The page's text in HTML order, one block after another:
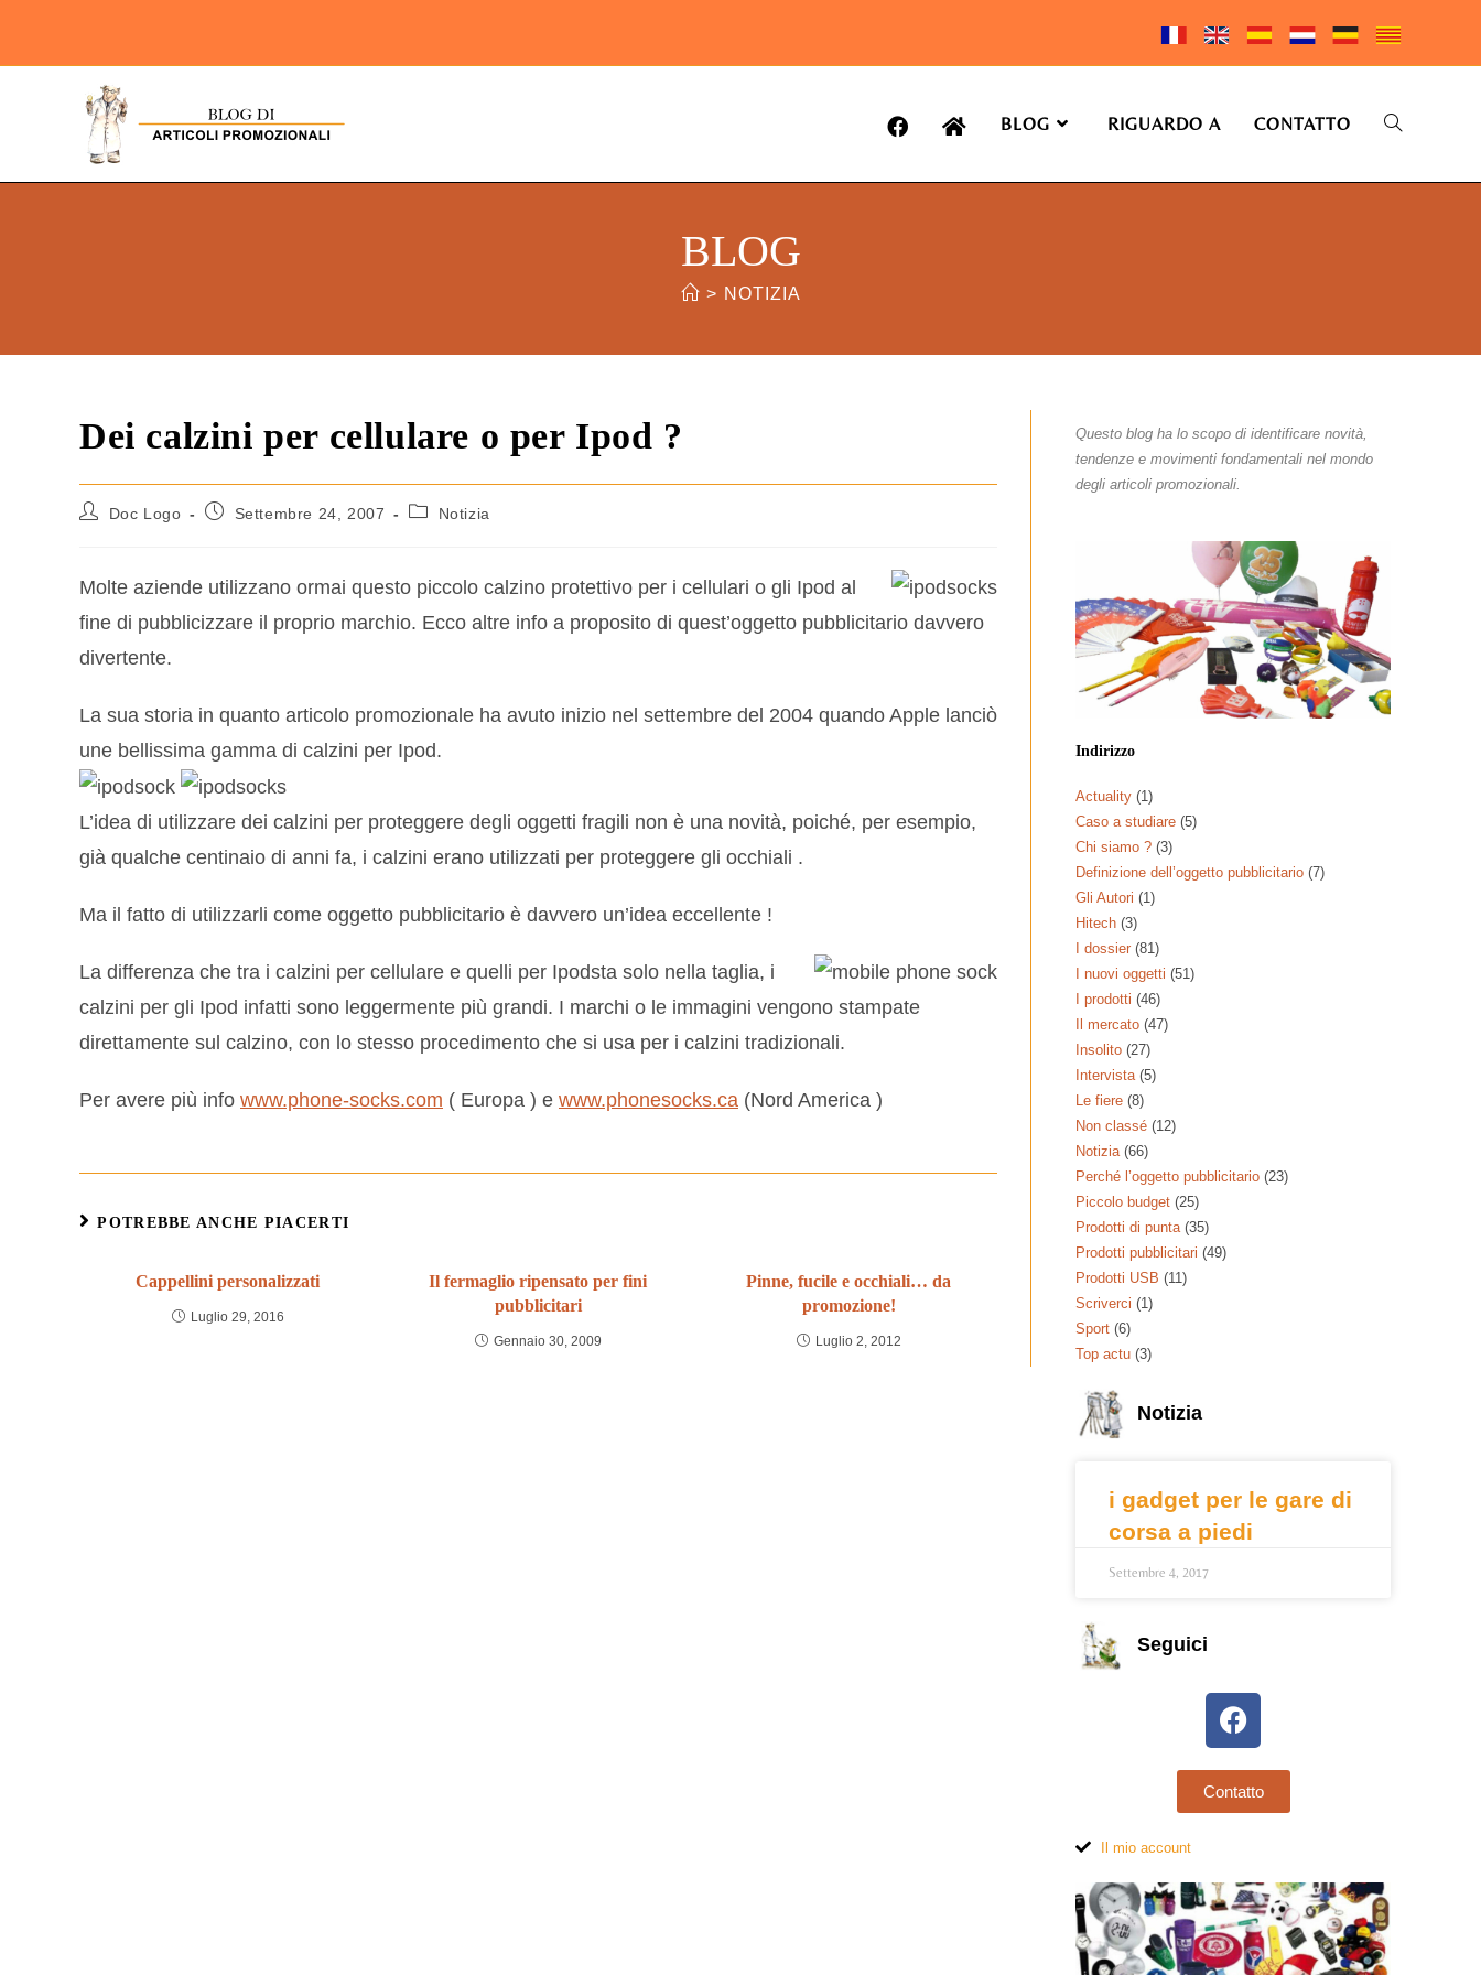
BLOG RIGUARDO A CONTATTO
BLOG
> NOTIZIA
Dei calzini per cellulare o per Ipod ?
Doc Logo Settembre 24, 2007 Notizia
Molte aziende utilizzano ormai questo piccolo calzino protettivo per i cellulari o gli Ipod al
fine di pubblicizzare il proprio marchio. Ecco altre info a proposito di quest’oggetto pubblicitario davvero
divertente.
La sua storia in quanto articolo promozionale ha avuto inizio nel settembre del 2004 quando Apple lanciò
une bellissima gamma di calzini per Ipod.
L’idea di utilizzare dei calzini per proteggere degli oggetti fragili non è una novità, poiché, per esempio,
già qualche centinaio di anni fa, i calzini erano utilizzati per proteggere gli occhiali .
Ma il fatto di utilizzarli come oggetto pubblicitario è davvero un’idea eccellente !
La differenza che tra i calzini per cellulare e quelli per Ipodsta solo nella taglia, i
calzini per gli Ipod infatti sono leggermente più grandi. I marchi o le immagini vengono stampate
direttamente sul calzino, con lo stesso procedimento che si usa per i calzini tradizionali.
Per avere più info www.phone-socks.com ( Europa ) e www.phonesocks.ca (Nord America )
POTREBBE ANCHE PIACERTI
Cappellini personalizzati
Luglio 29, 2016
Il fermaglio ripensato per fini
pubblicitari
Gennaio 30, 2009
Pinne, fucile e occhiali… da
promozione!
Luglio 2, 2012
Questo blog ha lo scopo di identificare novità,
tendenze e movimenti fondamentali nel mondo
degli articoli promozionali.
Indirizzo
Actuality (1)
Caso a studiare (5)
Chi siamo ? (3)
Definizione dell’oggetto pubblicitario (7)
Gli Autori (1)
Hitech (3)
I dossier (81)
I nuovi oggetti (51)
I prodotti (46)
Il mercato (47)
Insolito (27)
Intervista (5)
Le fiere (8)
Non classé (12)
Notizia (66)
Perché l’oggetto pubblicitario (23)
Piccolo budget (25)
Prodotti di punta (35)
Prodotti pubblicitari (49)
Prodotti USB (11)
Scriverci (1)
Sport (6)
Top actu (3)
Notizia
i gadget per le gare di
corsa a piedi
Settembre 4, 2017
Seguici
Contatto
Il mio account